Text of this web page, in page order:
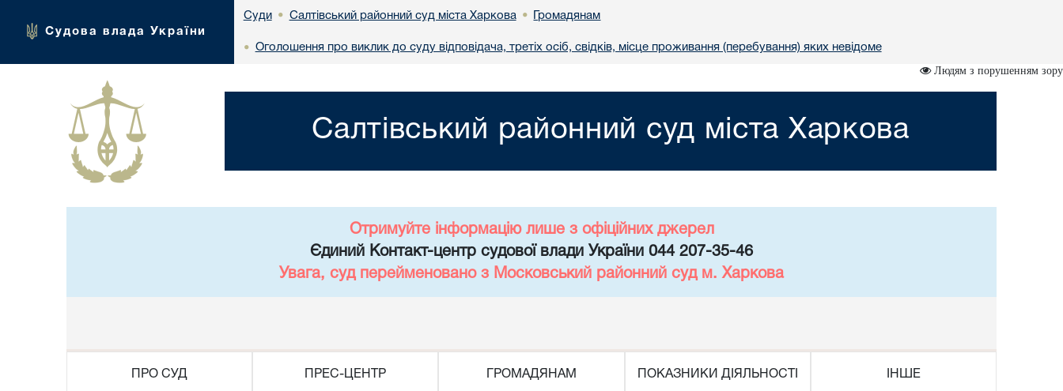
Судова влада України
Суди • Салтівський районний суд міста Харкова • Громадянам
• Оголошення про виклик до суду відповідача, третіх осіб, свідків, місце проживання (перебування) яких невідоме
Людям з порушенням зору
Салтівський районний суд міста Харкова
Отримуйте інформацію лише з офіційних джерел
Єдиний Контакт-центр судової влади України 044 207-35-46
Увага, суд перейменовано з Московський районний суд м. Харкова
ПРО СУД ПРЕС-ЦЕНТР ГРОМАДЯНАМ ПОКАЗНИКИ ДІЯЛЬНОСТІ ІНШЕ